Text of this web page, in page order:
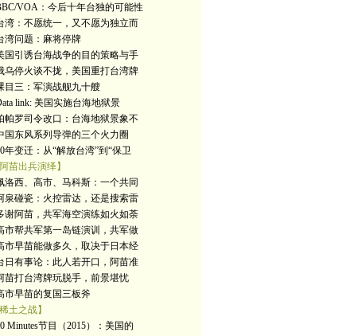
VOA：今后十年台独的可能性
湾：不愿统一，又不愿为独立而
湾问题：麻将停牌
国引诱台海战争的目的策略与手
乌停火谈不拢，美国重打台湾牌
目三：军演战舰九十艘
link: 美国实施台海地狱景
帕罗司令改口：台海地狱景象不
国东风系列导弹的三个火力圈
年变迁：从“解放台湾”到“保卫
阿苗出兵演绎】
洛西、高市、马科斯：一个共同
泉碰瓷：火控雷达，还是搜索雷
谢阿苗，共军海空演练如火如荼
市帮共军第一岛链演训，共军做
市早苗能做多久，取决于日本经
日有事论：此人若开口，阿苗准
苗打台湾牌玩脱手，前景堪忧
市早苗的复国三板斧
稀土之战】
Minutes节目（2015）：美国的